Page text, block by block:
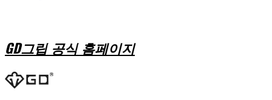
GD그립 공식 홈페이지